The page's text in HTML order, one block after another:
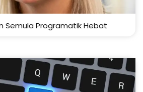
Semula Programatik Hebat